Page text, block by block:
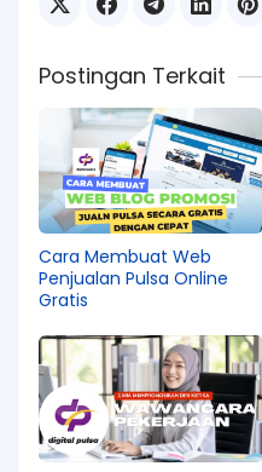
Postingan Terkait
Cara Membuat Web
Penjualan Pulsa Online
Gratis